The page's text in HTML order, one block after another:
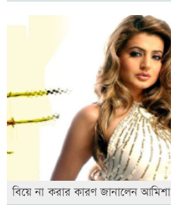
বিয়ে না করার কারণ জানালেন আমিশা